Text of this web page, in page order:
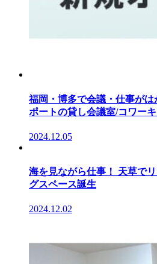
福岡・博多で会議・仕事が
ポートの貸し会議室/コワー
2024.12.05
海を見ながら仕事！ 天草で
グスペース誕生
2024.12.02